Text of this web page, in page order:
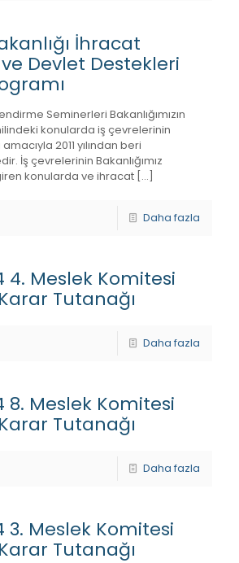
İhracat
Devlet Destekleri
Seminerleri Bakanlığımızın
konularda iş çevrelerinin
2011 yılından beri
İş çevrelerinin Bakanlığımız
konularda ve ihracat […]
Daha fazla
4. Meslek Komitesi
Tutanağı
Daha fazla
8. Meslek Komitesi
Tutanağı
Daha fazla
3. Meslek Komitesi
Tutanağı